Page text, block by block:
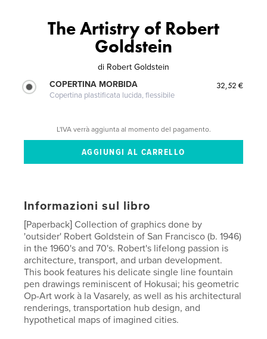
The Artistry of Robert
Goldstein
di Robert Goldstein
COPERTINA MORBIDA
Copertina plastificata lucida, flessibile
32,52 €
L'IVA verrà aggiunta al momento del pagamento.
Informazioni sul libro
[Paperback] Collection of graphics done by
'outsider' Robert Goldstein of San Francisco (b. 1946)
in the 1960's and 70's. Robert's lifelong passion is
architecture, transport, and urban development.
This book features his delicate single line fountain
pen drawings reminiscent of Hokusai; his geometric
Op-Art work à la Vasarely, as well as his architectural
renderings, transportation hub design, and
hypothetical maps of imagined cities.